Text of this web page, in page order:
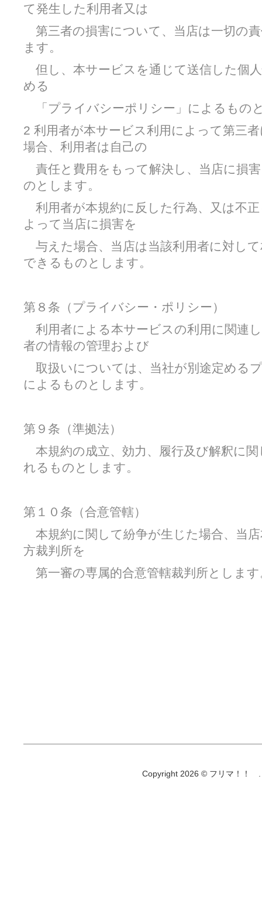
て発生した利用者又は
第三者の損害について、当店は一切の
ます。
但し、本サービスを通じて送信した個
める
「プライバシーポリシー」によるもの
2 利用者が本サービス利用によって第三
場合、利用者は自己の
責任と費用をもって解決し、当店に損
のとします。
利用者が本規約に反した行為、又は不
よって当店に損害を
与えた場合、当店は当該利用者に対し
できるものとします。
第８条（プライバシー・ポリシー）
利用者による本サービスの利用に関連
者の情報の管理および
取扱いについては、当社が別途定める
によるものとします。
第９条（準拠法）
本規約の成立、効力、履行及び解釈に
れるものとします。
第１０条（合意管轄）
本規約に関して紛争が生じた場合、当
方裁判所を
第一審の専属的合意管轄裁判所とします
Copyright 2026 © フリマ！！